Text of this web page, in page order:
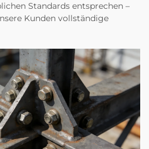
Standards entsprechen –
Kunden vollständige